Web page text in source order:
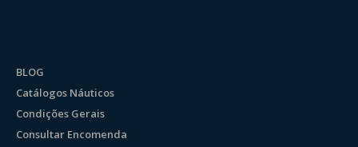
BLOG
Catálogos Náuticos
Condições Gerais
Consultar Encomenda